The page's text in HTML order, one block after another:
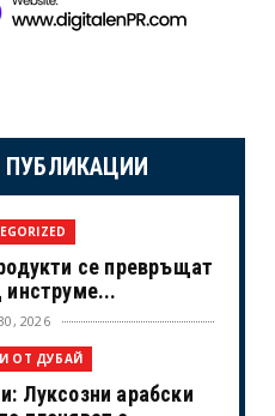
се превръщат
инструме...
2026
ОТ ДУБАЙ
Луксозни арабски